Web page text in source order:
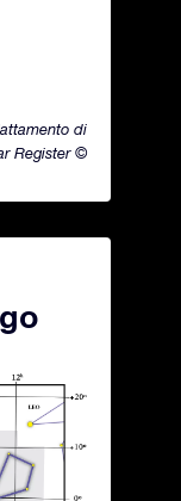
di
Register ©